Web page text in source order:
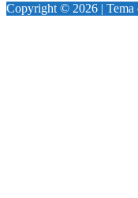
Copyright © 2026 | Tema